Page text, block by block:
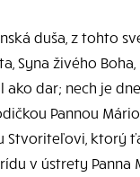
duša, z tohto
Syna živého
ako dar; nech je
Pannou
Stvoriteľovi, ktorý
v ústrety Panna